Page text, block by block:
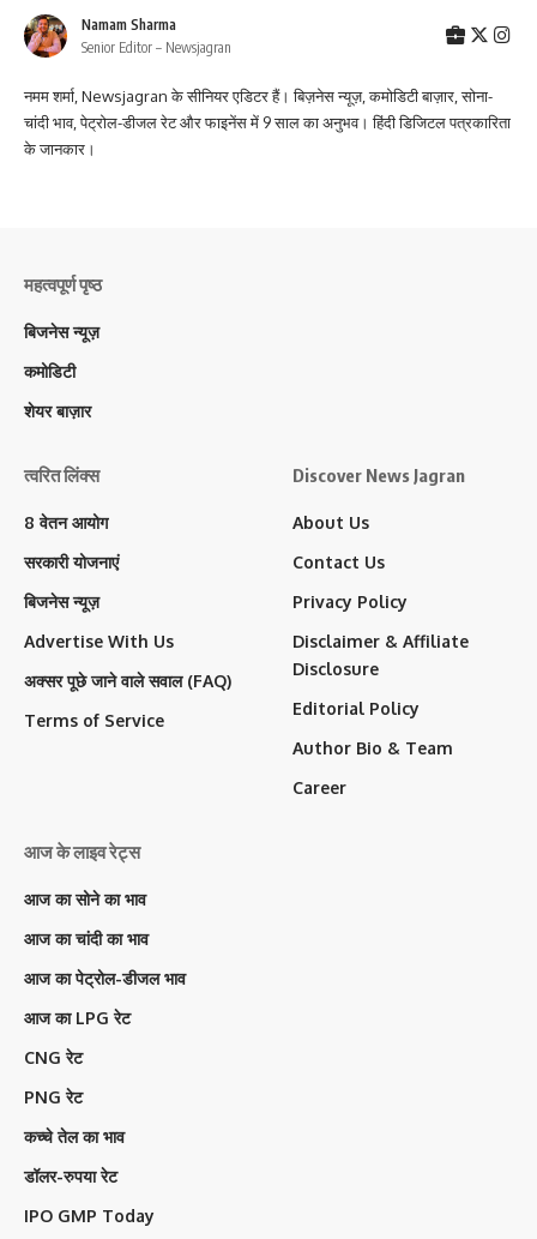
Namam Sharma
Senior Editor – Newsjagran
नमम शर्मा, Newsjagran के सीनियर एडिटर हैं। बिज़नेस न्यूज़, कमोडिटी बाज़ार, सोना-
चांदी भाव, पेट्रोल-डीजल रेट और फाइनेंस में 9 साल का अनुभव। हिंदी डिजिटल पत्रकारिता
के जानकार।
महत्वपूर्ण पृष्ठ
बिजनेस न्यूज़
कमोडिटी
शेयर बाज़ार
त्वरित लिंक्स
8 वेतन आयोग
सरकारी योजनाएं
बिजनेस न्यूज़
Advertise With Us
अक्सर पूछे जाने वाले सवाल (FAQ)
Terms of Service
Discover News Jagran
About Us
Contact Us
Privacy Policy
Disclaimer & Affiliate
Disclosure
Editorial Policy
Author Bio & Team
Career
आज के लाइव रेट्स
आज का सोने का भाव
आज का चांदी का भाव
आज का पेट्रोल-डीजल भाव
आज का LPG रेट
CNG रेट
PNG रेट
कच्चे तेल का भाव
डॉलर-रुपया रेट
IPO GMP Today